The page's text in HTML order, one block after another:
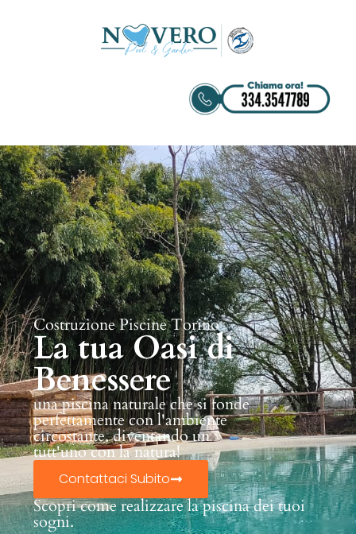
Costruzione Piscine Torino
La tua Oasi di
Benessere
una piscina naturale che si fonde
perfettamente con l'ambiente
circostante, diventando un
tutt'uno con la natura!
Contattaci Subito
Scopri come realizzare la piscina dei tuoi
sogni.